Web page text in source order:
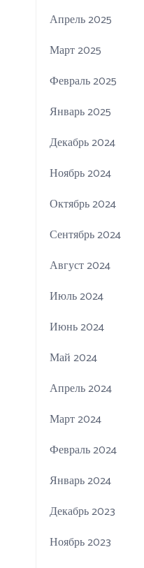
Апрель 2025
Март 2025
Февраль 2025
Январь 2025
Декабрь 2024
Ноябрь 2024
Октябрь 2024
Сентябрь 2024
Август 2024
Июль 2024
Июнь 2024
Май 2024
Апрель 2024
Март 2024
Февраль 2024
Январь 2024
Декабрь 2023
Ноябрь 2023